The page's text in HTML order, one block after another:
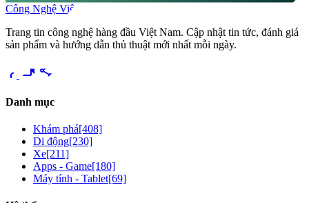
Công Nghệ Việt
Trang tin công nghệ hàng đầu Việt Nam. Cập nhật tin tức, đánh giá
sản phẩm và hướng dẫn thủ thuật mới nhất mỗi ngày.
videocam share
Danh mục
Khám phá[408]
Di động[230]
Xe[211]
Apps - Game[180]
Máy tính - Tablet[69]